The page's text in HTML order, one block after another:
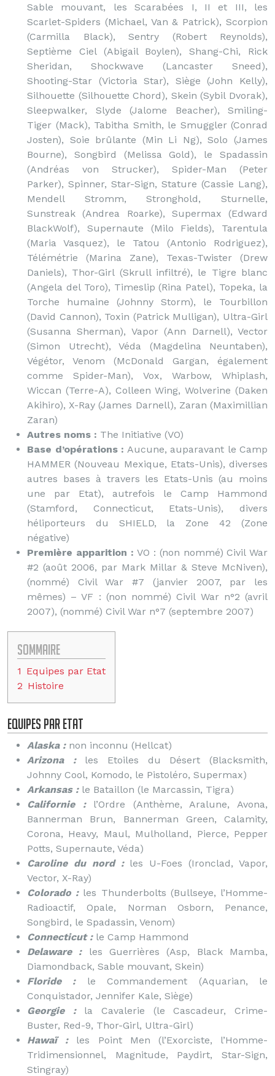
Sable mouvant, les Scarabées I, II et III, les
Scarlet-Spiders (Michael, Van & Patrick), Scorpion
(Carmilla Black), Sentry (Robert Reynolds),
Septième Ciel (Abigail Boylen), Shang-Chi, Rick
Sheridan, Shockwave (Lancaster Sneed),
Shooting-Star (Victoria Star), Siège (John Kelly),
Silhouette (Silhouette Chord), Skein (Sybil Dvorak),
Sleepwalker, Slyde (Jalome Beacher), Smiling-
Tiger (Mack), Tabitha Smith, le Smuggler (Conrad
Josten), Soie brûlante (Min Li Ng), Solo (James
Bourne), Songbird (Melissa Gold), le Spadassin
(Andréas von Strucker), Spider-Man (Peter
Parker), Spinner, Star-Sign, Stature (Cassie Lang),
Mendell Stromm, Stronghold, Sturnelle,
Sunstreak (Andrea Roarke), Supermax (Edward
BlackWolf), Supernaute (Milo Fields), Tarentula
(Maria Vasquez), le Tatou (Antonio Rodriguez),
Télémétrie (Marina Zane), Texas-Twister (Drew
Daniels), Thor-Girl (Skrull infiltré), le Tigre blanc
(Angela del Toro), Timeslip (Rina Patel), Topeka, la
Torche humaine (Johnny Storm), le Tourbillon
(David Cannon), Toxin (Patrick Mulligan), Ultra-Girl
(Susanna Sherman), Vapor (Ann Darnell), Vector
(Simon Utrecht), Véda (Magdelina Neuntaben),
Végétor, Venom (McDonald Gargan, également
comme Spider-Man), Vox, Warbow, Whiplash,
Wiccan (Terre-A), Colleen Wing, Wolverine (Daken
Akihiro), X-Ray (James Darnell), Zaran (Maximillian
Zaran)
Autres noms : The Initiative (VO)
Base d’opérations : Aucune, auparavant le Camp
HAMMER (Nouveau Mexique, Etats-Unis), diverses
autres bases à travers les Etats-Unis (au moins
une par Etat), autrefois le Camp Hammond
(Stamford, Connecticut, Etats-Unis), divers
héliporteurs du SHIELD, la Zone 42 (Zone
négative)
Première apparition :VO : (non nommé) Civil War
#2 (août 2006, par Mark Millar & Steve McNiven),
(nommé) Civil War #7 (janvier 2007, par les
mêmes) – VF : (non nommé) Civil War n°2 (avril
2007), (nommé) Civil War n°7 (septembre 2007)
Sommaire
1 Equipes par Etat
2 Histoire
Equipes par Etat
Alaska : non inconnu (Hellcat)
Arizona : les Etoiles du Désert (Blacksmith,
Johnny Cool, Komodo, le Pistoléro, Supermax)
Arkansas : le Bataillon (le Marcassin, Tigra)
Californie :l’Ordre (Anthème, Aralune, Avona,
Bannerman Brun, Bannerman Green, Calamity,
Corona, Heavy, Maul, Mulholland, Pierce, Pepper
Potts, Supernaute, Véda)
Caroline du nord : les U-Foes (Ironclad, Vapor,
Vector, X-Ray)
Colorado :les Thunderbolts (Bullseye, l’Homme-
Radioactif, Opale, Norman Osborn, Penance,
Songbird, le Spadassin, Venom)
Connecticut :le Camp Hammond
Delaware : les Guerrières (Asp, Black Mamba,
Diamondback, Sable mouvant, Skein)
Floride : le Commandement (Aquarian, le
Conquistador, Jennifer Kale, Siège)
Georgie :la Cavalerie (le Cascadeur, Crime-
Buster, Red-9, Thor-Girl, Ultra-Girl)
Hawaï :les Point Men (l’Exorciste, l’Homme-
Tridimensionnel, Magnitude, Paydirt, Star-Sign,
Stingray)